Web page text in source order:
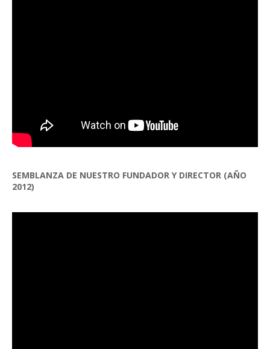
SEMBLANZA DE NUESTRO FUNDADOR Y DIRECTOR (AÑO
2012)